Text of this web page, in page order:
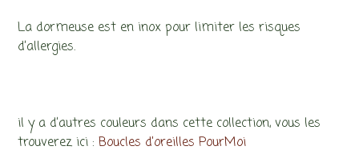
La dormeuse est en inox pour limiter les risques
d’allergies.
il y a d’autres couleurs dans cette collection, vous les
trouverez ici : Boucles d’oreilles PourMoi